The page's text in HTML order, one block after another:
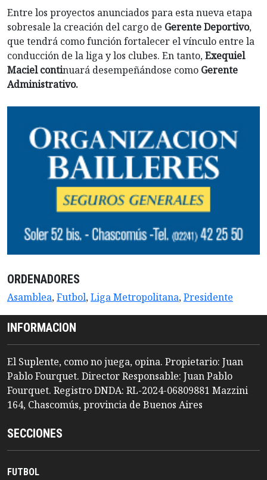
Entre los proyectos anunciados para esta nueva etapa
sobresale la creación del cargo de Gerente Deportivo,
que tendrá como función fortalecer el vínculo entre la
conducción de la liga y los clubes. En tanto,Exequiel
Maciel continuará desempeñándose como Gerente
Administrativo.
ORDENADORES
Asamblea,Futbol,Liga Metropolitana,Presidente
INFORMACION
El Suplente, como no juega, opina. Propietario: Juan
Pablo Fourquet. Director Responsable: Juan Pablo
Fourquet. Registro DNDA: RL-2024-06809881 Mazzini
164, Chascomús, provincia de Buenos Aires
SECCIONES
FUTBOL